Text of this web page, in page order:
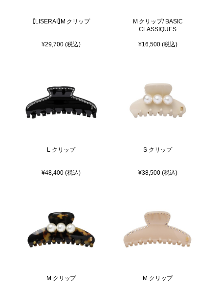
【LISERAI】M クリップ
¥29,700 (税込)
M クリップ/ BASIC
CLASSIQUES
¥16,500 (税込)
L クリップ
¥48,400 (税込)
S クリップ
¥38,500 (税込)
M クリップ M クリップ